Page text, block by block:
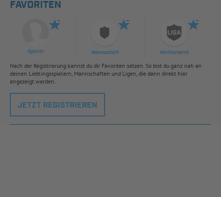
FAVORITEN
Spieler Mannschaft Wettbewerb
Nach der Registrierung kannst du dir Favoriten setzen. So bist du ganz nah an
deinen Lieblingsspielern, Mannschaften und Ligen, die dann direkt hier
angezeigt werden.
JETZT REGISTRIEREN